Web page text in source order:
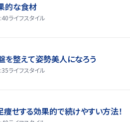
的な食材
ライフスタイル
を整えて姿勢美人になろう
ライフスタイル
痩せする効果的で続けやすい方法！